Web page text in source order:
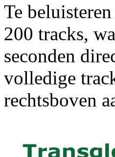
Te
200 tracks,
seconden
volledige
rechtsboven